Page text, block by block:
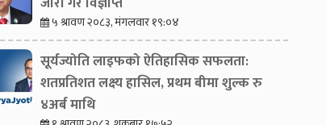
५ श्रावण २०८३, मंगलवार १९:०४
सूर्यज्योति लाइफको ऐतिहासिक सफलता:
शतप्रतिशत लक्ष्य हासिल, प्रथम बीमा शुल्क रु
४अर्ब माथि